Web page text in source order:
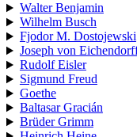
Walter Benjamin
Wilhelm Busch
Fjodor M. Dostojewski
Joseph von
Rudolf Eisler
Sigmund Freud
Goethe
Baltasar Gracián
Brüder Grimm